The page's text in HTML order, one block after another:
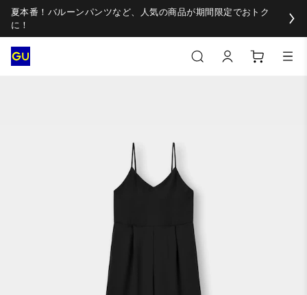
夏本番！バルーンパンツなど、人気の商品が期間限定でおトク
に！